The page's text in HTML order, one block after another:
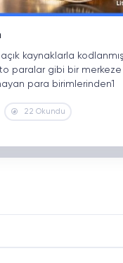
kaynaklarla kodlanmış
paralar gibi bir merkeze
para birimlerinden1
22 Okundu